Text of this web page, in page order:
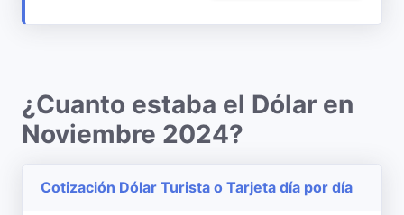
¿Cuanto estaba el Dólar en
Noviembre 2024?
Cotización Dólar Turista o Tarjeta día por día